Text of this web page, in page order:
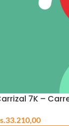
7K –
33.210,00